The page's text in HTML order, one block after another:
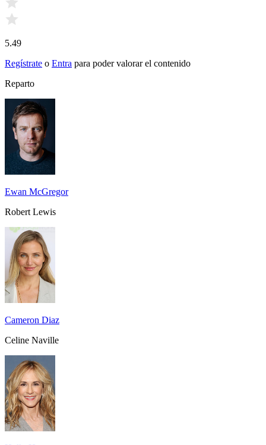
5.49
Regístrate o Entra para poder valorar el contenido
Reparto
Ewan McGregor
Robert Lewis
Cameron Diaz
Celine Naville